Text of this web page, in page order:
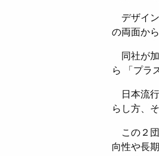
デザイ
の両面か
同社が
ら 「プラ
日本流
らし方、
この２
向性や長